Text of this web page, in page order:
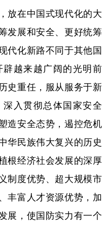
放在中国式现代化的大
发展和安全、更好统筹
代化新路不同于其他国
越来越广阔的光明前
史重任，服从服务于新
入贯彻总体国家安全
造安全态势，遏控危机
华民族伟大复兴的历史
根经济社会发展的深厚
制度优势、超大规模市
丰富人才资源优势，加
展，使国防实力有一个